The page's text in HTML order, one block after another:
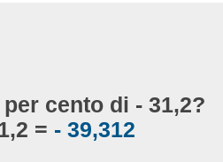
cento di - 31,2?
= - 39,312